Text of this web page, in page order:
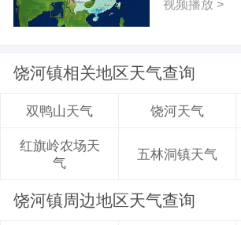
视频播放 >
饶河镇相关地区天气查询
双鸭山天气 饶河天气
红旗岭农场天
气
五林洞镇天气
饶河镇周边地区天气查询